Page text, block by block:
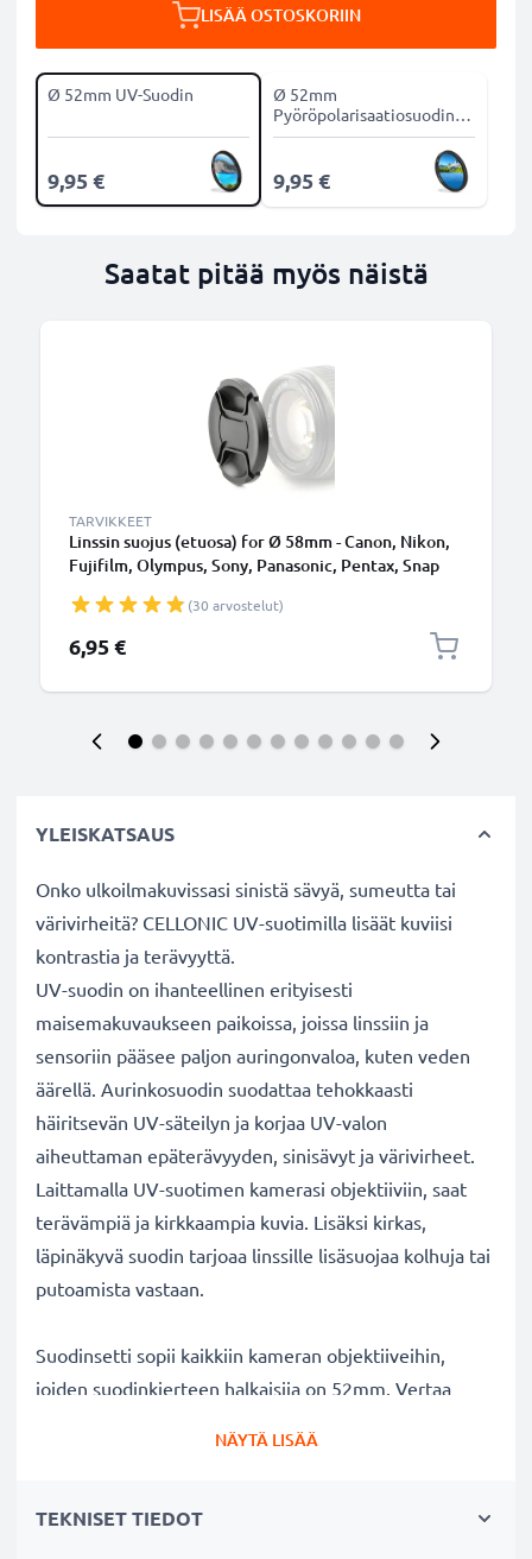
LISÄÄ OSTOSKORIIN
Ø 52mm UV-Suodin
9,95 €
Ø 52mm
Pyöröpolarisaatiosuodin
CPL-suodin
9,95 €
Saatat pitää myös näistä
TARVIKKEET
Linssin suojus (etuosa) for Ø 58mm - Canon, Nikon,
Fujifilm, Olympus, Sony, Panasonic, Pentax, Snap
(30 arvostelut)
6,95 €
YLEISKATSAUS
Onko ulkoilmakuvissasi sinistä sävyä, sumeutta tai
värivirheitä? CELLONIC UV-suotimilla lisäät kuviisi
kontrastia ja terävyyttä.
UV-suodin on ihanteellinen erityisesti
maisemakuvaukseen paikoissa, joissa linssiin ja
sensoriin pääsee paljon auringonvaloa, kuten veden
äärellä. Aurinkosuodin suodattaa tehokkaasti
häiritsevän UV-säteilyn ja korjaa UV-valon
aiheuttaman epäterävyyden, sinisävyt ja värivirheet.
Laittamalla UV-suotimen kamerasi objektiiviin, saat
terävämpiä ja kirkkaampia kuvia. Lisäksi kirkas,
läpinäkyvä suodin tarjoaa linssille lisäsuojaa kolhuja tai
putoamista vastaan.
Suodinsetti sopii kaikkiin kameran objektiiveihin,
joiden suodinkierteen halkaisija on 52mm. Vertaa
Parempi kuvanlaatu väreistä tai
NÄYTÄ LISÄÄ
TEKNISET TIEDOT